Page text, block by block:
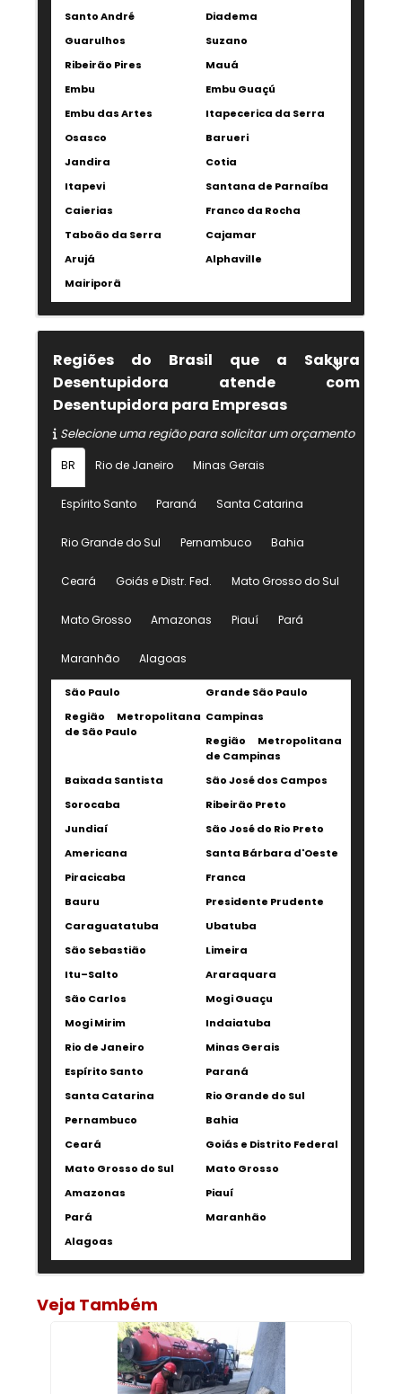
Santo André
Diadema
Guarulhos
Suzano
Ribeirão Pires
Mauá
Embu
Embu Guaçú
Embu das Artes
Itapecerica da Serra
Osasco
Barueri
Jandira
Cotia
Itapevi
Santana de Parnaíba
Caierias
Franco da Rocha
Taboão da Serra
Cajamar
Arujá
Alphaville
Mairiporã
Regiões do Brasil que a Sakura
Desentupidora atende com
Desentupidora para Empresas
Selecione uma região para solicitar um orçamento
BR Rio de Janeiro Minas Gerais
Espírito Santo Paraná Santa Catarina
Rio Grande do Sul Pernambuco Bahia
Ceará Goiás e Distr. Fed. Mato Grosso do Sul
Mato Grosso Amazonas Piauí Pará
Maranhão Alagoas
São Paulo
Grande São Paulo
Região Metropolitana
de São Paulo
Campinas
Região Metropolitana
de Campinas
Baixada Santista
São José dos Campos
Sorocaba
Ribeirão Preto
Jundiaí
São José do Rio Preto
Americana
Santa Bárbara d'Oeste
Piracicaba
Franca
Bauru
Presidente Prudente
Caraguatatuba
Ubatuba
São Sebastião
Limeira
Itu–Salto
Araraquara
São Carlos
Mogi Guaçu
Mogi Mirim
Indaiatuba
Rio de Janeiro
Minas Gerais
Espírito Santo
Paraná
Santa Catarina
Rio Grande do Sul
Pernambuco
Bahia
Ceará
Goiás e Distrito Federal
Mato Grosso do Sul
Mato Grosso
Amazonas
Piauí
Pará
Maranhão
Alagoas
Veja Também